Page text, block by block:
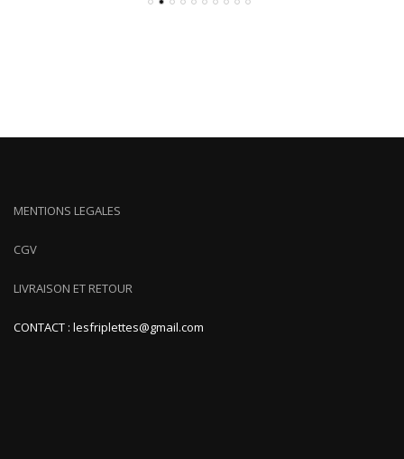
MENTIONS LEGALES
CGV
LIVRAISON ET RETOUR
CONTACT : lesfriplettes@gmail.com